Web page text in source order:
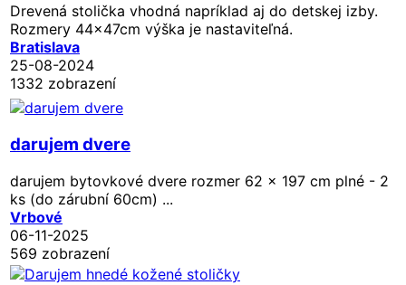
Drevená stolička vhodná napríklad aj do detskej izby.
Rozmery 44x47cm výška je nastaviteľná.
Bratislava
25-08-2024
1332 zobrazení
darujem dvere
darujem bytovkové dvere rozmer 62 x 197 cm plné - 2
ks (do zárubní 60cm) ...
Vrbové
06-11-2025
569 zobrazení